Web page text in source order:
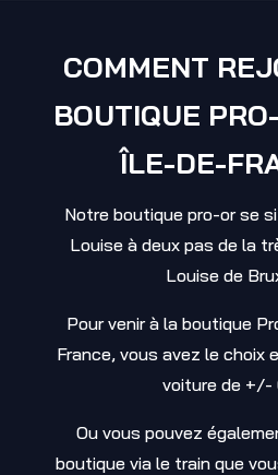
COMMENT
BOUTIQUE
ÎLE-DE-
Notre boutique pro-or se
Louise à deux pas de la
Louise de
Pour venir à la boutique
France, vous avez le choix
voiture de +/-
Ou vous pouvez
boutique via le train que